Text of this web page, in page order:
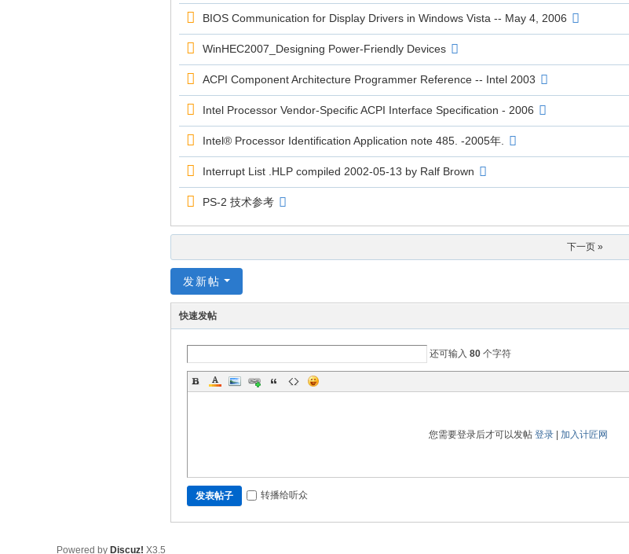
BIOS Communication for Display Drivers in Windows Vista -- May 4, 2006
WinHEC2007_Designing Power-Friendly Devices
ACPI Component Architecture Programmer Reference -- Intel 2003
Intel Processor Vendor-Specific ACPI Interface Specification - 2006
Intel® Processor Identification Application note 485. -2005年.
Interrupt List .HLP compiled 2002-05-13 by Ralf Brown
PS-2 技术参考
下一页 »
发新帖
快速发帖
还可输入 80 个字符
您需要登录后才可以发帖 登录| 加入计匠网
发表帖子 转播给听众
Powered by Discuz! X3.5